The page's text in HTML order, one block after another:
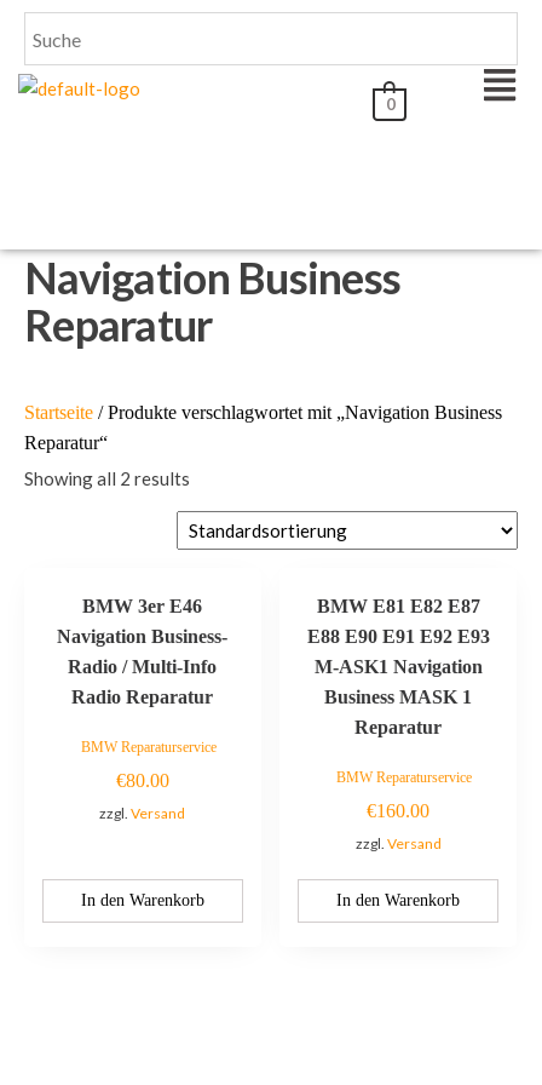
0
Navigation Business
Reparatur
Startseite / Produkte verschlagwortet mit „Navigation Business
Reparatur“
Showing all 2 results
BMW 3er E46
Navigation Business-
Radio / Multi-Info
Radio Reparatur
BMW Reparaturservice
€80.00
zzgl.Versand
In den Warenkorb
BMW E81 E82 E87
E88 E90 E91 E92 E93
M-ASK1 Navigation
Business MASK 1
Reparatur
BMW Reparaturservice
€160.00
zzgl. Versand
In den Warenkorb